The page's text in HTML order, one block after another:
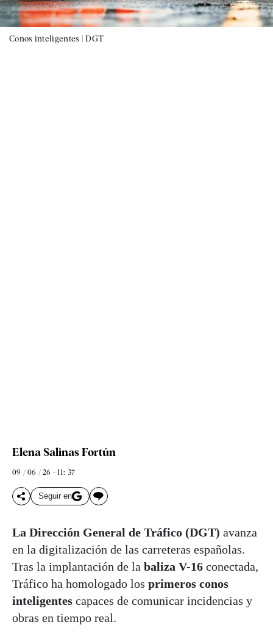
Conos inteligentes |DGT
Elena Salinas Fortún
09 / 06 / 26 - 11: 37
Seguir en
La Dirección General de Tráfico (DGT) avanza
en la digitalización de las carreteras españolas.
Tras la implantación de la baliza V-16 conectada,
Tráfico ha homologado los primeros conos
inteligentes capaces de comunicar incidencias y
obras en tiempo real.